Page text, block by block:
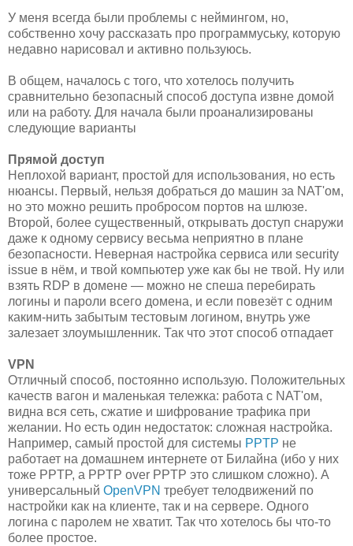
У меня всегда были проблемы с неймингом, но,
собственно хочу рассказать про программуську, которую
недавно нарисовал и активно пользуюсь.
В общем, началось с того, что хотелось получить
сравнительно безопасный способ доступа извне домой
или на работу. Для начала были проанализированы
следующие варианты
Прямой доступ
Неплохой вариант, простой для использования, но есть
нюансы. Первый, нельзя добраться до машин за NAT'ом,
но это можно решить пробросом портов на шлюзе.
Второй, более существенный, открывать доступ снаружи
даже к одному сервису весьма неприятно в плане
безопасности. Неверная настройка сервиса или security
issue в нём, и твой компьютер уже как бы не твой. Ну или
взять RDP в домене — можно не спеша перебирать
логины и пароли всего домена, и если повезёт с одним
каким-нить забытым тестовым логином, внутрь уже
залезает злоумышленник. Так что этот способ отпадает
VPN
Отличный способ, постоянно использую. Положительных
качеств вагон и маленькая тележка: работа с NAT'ом,
видна вся сеть, сжатие и шифрование трафика при
желании. Но есть один недостаток: сложная настройка.
Например, самый простой для системы PPTP не
работает на домашнем интернете от Билайна (ибо у них
тоже PPTP, а PPTP over PPTP это слишком сложно). А
универсальный OpenVPN требует телодвижений по
настройки как на клиенте, так и на сервере. Одного
логина с паролем не хватит. Так что хотелось бы что-то
более простое.